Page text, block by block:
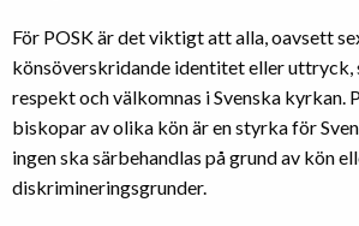
För POSK är det viktigt att alla, oavsett
könsöverskridande identitet eller uttryck,
respekt och välkomnas i Svenska kyrkan.
biskopar av olika kön är en styrka för
ingen ska särbehandlas på grund av kön
diskrimineringsgrunder.